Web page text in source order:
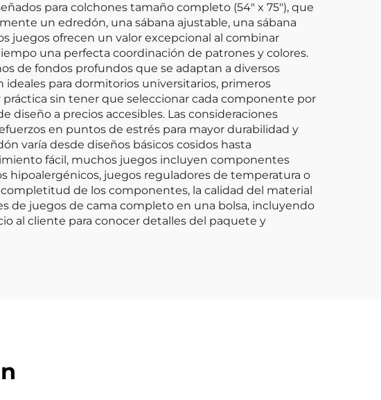
para colchones tamaño completo (54" x 75"), que
un edredón, una sábana ajustable, una sábana
juegos ofrecen un valor excepcional al combinar
una perfecta coordinación de patrones y colores.
de fondos profundos que se adaptan a diversos
para dormitorios universitarios, primeros
sin tener que seleccionar cada componente por
diseño a precios accesibles. Las consideraciones
en puntos de estrés para mayor durabilidad y
varía desde diseños básicos cosidos hasta
fácil, muchos juegos incluyen componentes
hipoalergénicos, juegos reguladores de temperatura o
de los componentes, la calidad del material
de juegos de cama completo en una bolsa, incluyendo
al cliente para conocer detalles del paquete y